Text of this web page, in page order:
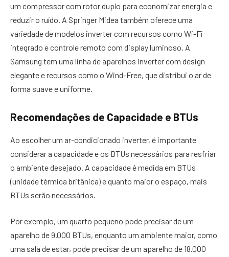
um compressor com rotor duplo para economizar energia e
reduzir o ruído. A Springer Midea também oferece uma
variedade de modelos inverter com recursos como Wi-Fi
integrado e controle remoto com display luminoso. A
Samsung tem uma linha de aparelhos inverter com design
elegante e recursos como o Wind-Free, que distribui o ar de
forma suave e uniforme.
Recomendações de Capacidade e BTUs
Ao escolher um ar-condicionado inverter, é importante
considerar a capacidade e os BTUs necessários para resfriar
o ambiente desejado. A capacidade é medida em BTUs
(unidade térmica britânica) e quanto maior o espaço, mais
BTUs serão necessários.
Por exemplo, um quarto pequeno pode precisar de um
aparelho de 9.000 BTUs, enquanto um ambiente maior, como
uma sala de estar, pode precisar de um aparelho de 18.000